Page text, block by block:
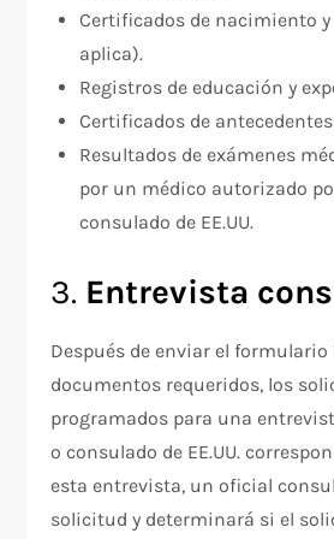
Certificados de nacimiento
aplica).
Registros de educación y
Certificados de
Resultados de exámenes
por un médico autorizado
consulado de EE.UU.
3. Entrevista
Después de enviar el formulario
documentos requeridos, los
programados para una
o consulado de EE.UU.
esta entrevista, un oficial
solicitud y determinará si el